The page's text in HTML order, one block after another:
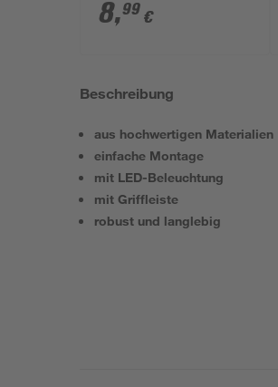
mm
8,99 €
Beschreibung
aus hochwertigen Materialien
einfache Montage
mit LED-Beleuchtung
mit Griffleiste
robust und langlebig